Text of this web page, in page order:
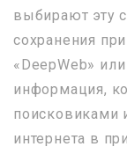
выбирают эту
сохранения
«DeepWeb»
информация,
поисковиками
интернета в